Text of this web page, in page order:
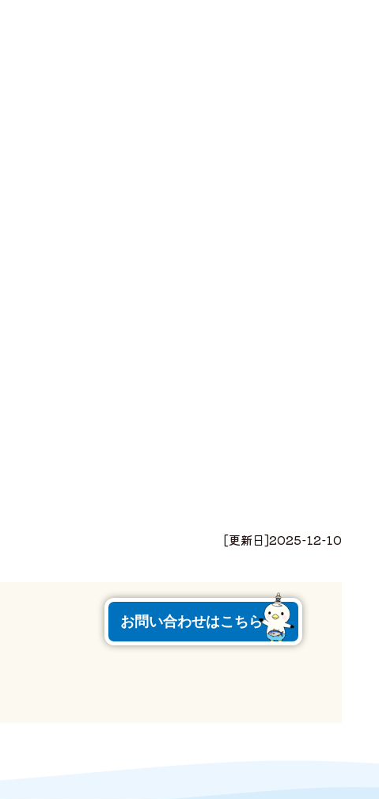
[更新日]2025-12-10
お問い合わせはこちら